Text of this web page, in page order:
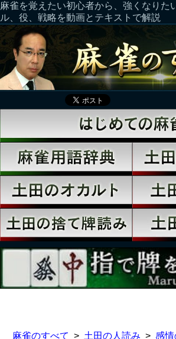
麻雀を覚えたい初心者から、強くなりた
ル、役、戦略を動画とテキストで解説
麻雀のすべて 土田の人読み
感情